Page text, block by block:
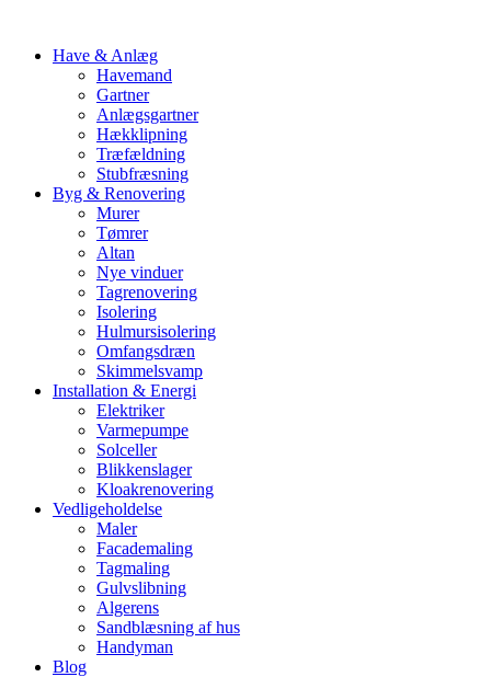
Have & Anlæg
Havemand
Gartner
Anlægsgartner
Hækklipning
Træfældning
Stubfræsning
Byg & Renovering
Murer
Tømrer
Altan
Nye vinduer
Tagrenovering
Isolering
Hulmursisolering
Omfangsdræn
Skimmelsvamp
Installation & Energi
Elektriker
Varmepumpe
Solceller
Blikkenslager
Kloakrenovering
Vedligeholdelse
Maler
Facademaling
Tagmaling
Gulvslibning
Algerens
Sandblæsning af hus
Handyman
Blog